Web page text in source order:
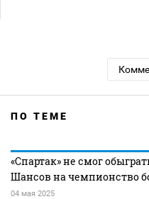
ПО ТЕМЕ
«Спартак» не смог
Шансов на чемпионство
04 мая 2025